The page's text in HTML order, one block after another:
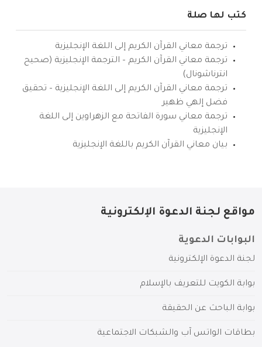
كتب لها صلة
ترجمة معاني القرآن الكريم إلى اللغة الإنجليزية
ترجمة معاني القرآن الكريم – الترجمة الإنجليزية (صحيح
انترناشونال)
ترجمة معاني القرآن الكريم إلى اللغة الإنجليزية – تحقيق
فضل إلهي ظهير
ترجمة معاني سورة الفاتحة مع الزهراوين إلى اللغة
الإنجليزية
بيان معاني القرآن الكريم باللغة الإنجليزية
مواقع لجنة الدعوة الإلكترونية
البوابات الدعوية
لجنة الدعوة الإلكترونية
بوابة الكويت للتعريف بالإسلام
بوابة الباحث عن الحقيقة
بطاقات الواتس آب والشبكات الاجتماعية